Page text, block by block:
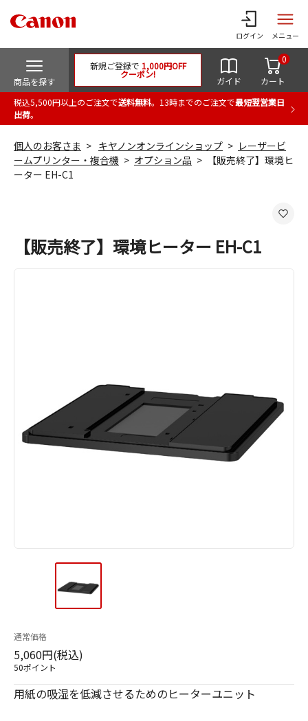
ログイン メニュー
商品を探す
新規ご登録で 1,000円OFF
クーポン!
ガイド カート
0
税込5,500円以上のご注文で送料無料。13時までのご注文で最短翌営業日
出荷。
個人のお客さま キヤノンオンラインショップ
レーザービ
ームプリンター・複合機
オプション品
【販売終了】環境ヒ
ーター EH-C1
【販売終了】環境ヒーター EH-C1
通常価格
5,060円(税込)
50ポイント
用紙の吸湿を低減させるためのヒーターユニット